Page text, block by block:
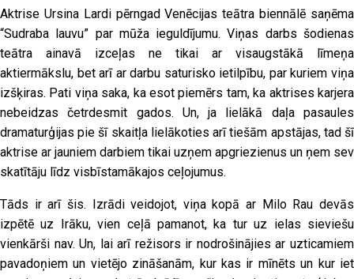
Aktrise Ursina Lardi pērngad Venēcijas teātra biennālē saņēma
“Sudraba lauvu” par mūža ieguldījumu. Viņas darbs šodienas
teātra ainavā izceļas ne tikai ar visaugstākā līmeņa
aktiermākslu, bet arī ar darbu saturisko ietilpību, par kuriem viņa
izšķiras. Pati viņa saka, ka esot piemērs tam, ka aktrises karjera
nebeidzas četrdesmit gados. Un, ja lielākā daļa pasaules
dramaturģijas pie šī skaitļa lielākoties arī tiešām apstājas, tad šī
aktrise ar jauniem darbiem tikai uzņem apgriezienus un ņem sev
skatītāju līdz visbīstamākajos ceļojumus.
Tāds ir arī šis. Izrādi veidojot, viņa kopā ar Milo Rau devās
izpētē uz Irāku, vien ceļā pamanot, ka tur uz ielas sieviešu
vienkārši nav. Un, lai arī režisors ir nodrošinājies ar uzticamiem
pavadoņiem un vietējo zināšanām, kur kas ir mīnēts un kur iet